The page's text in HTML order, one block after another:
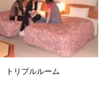
トリプルルーム